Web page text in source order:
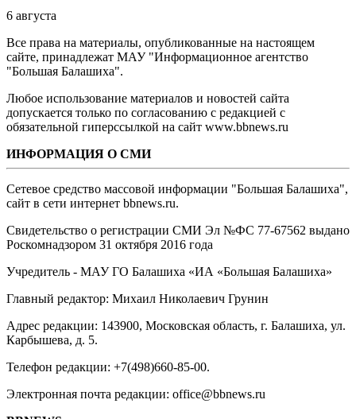
6 августа
Все права на материалы, опубликованные на настоящем
сайте, принадлежат МАУ "Информационное агентство
"Большая Балашиха".
Любое использование материалов и новостей сайта
допускается только по согласованию с редакцией с
обязательной гиперссылкой на сайт www.bbnews.ru
ИНФОРМАЦИЯ О СМИ
Сетевое средство массовой информации "Большая Балашиха",
сайт в сети интернет bbnews.ru.
Свидетельство о регистрации СМИ Эл №ФС ‎77-67562 выдано
Роскомнадзором 31 октября 2016 года
Учредитель - МАУ ГО Балашиха «ИА «Большая Балашиха»
Главный редактор: Михаил Николаевич Грунин
Адрес редакции: 143900, Московская область, г. Балашиха, ул.
Карбышева, д. 5.
Телефон редакции: +7(498)660-85-00.
Электронная почта редакции: office@bbnews.ru